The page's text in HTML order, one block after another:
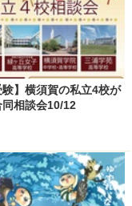
験】横須賀の私立4校が
相談会10/12